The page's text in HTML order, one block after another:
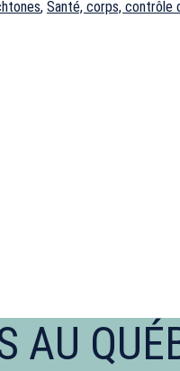
, Santé, corps, contrôle
AU